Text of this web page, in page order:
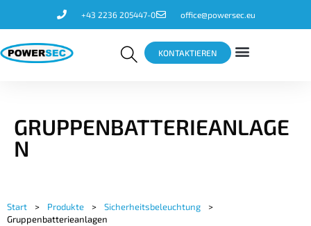
+43 2236 205447-0 office@powersec.eu
KONTAKTIEREN
GRUPPENBATTERIEANLAGE
N
Start > Produkte > Sicherheitsbeleuchtung
>
Gruppenbatterieanlagen